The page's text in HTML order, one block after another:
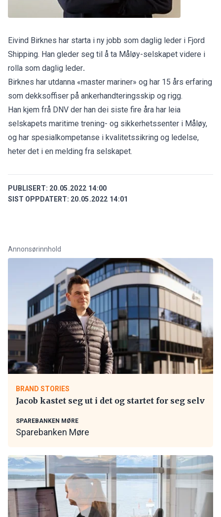
Eivind Birknes har starta i ny jobb som daglig leder i Fjord
Shipping. Han gleder seg til å ta Måløy-selskapet videre i
rolla som daglig leder.
Birknes har utdanna «master mariner» og har 15 års erfaring
som dekksoffiser på ankerhandteringsskip og rigg.
Han kjem frå DNV der han dei siste fire åra har leia
selskapets maritime trening- og sikkerhetssenter i Måløy,
og har spesialkompetanse i kvalitetssikring og ledelse,
heter det i en melding fra selskapet.
PUBLISERT: 20.05.2022 14:00
SIST OPPDATERT: 20.05.2022 14:01
Annonsørinnhold
BRAND STORIES
Jacob kastet seg ut i det og startet for seg selv
SPAREBANKEN MØRE
Sparebanken Møre